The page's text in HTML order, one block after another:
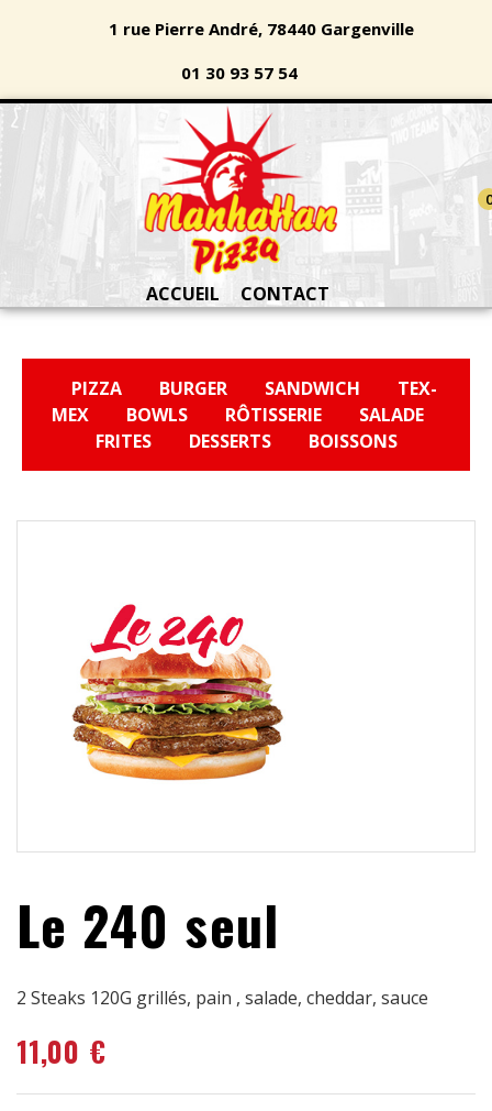
1 rue Pierre André, 78440 Gargenville
01 30 93 57 54
0
ACCUEIL CONTACT
PIZZA BURGER SANDWICH
TEX-
MEX
BOWLS RÔTISSERIE
SALADE
FRITES
DESSERTS BOISSONS
Le 240 seul
2 Steaks 120G grillés, pain , salade, cheddar, sauce
11,00 €